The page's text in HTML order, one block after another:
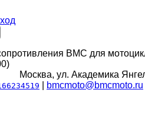
BMC для
ул. Академика
bmcmoto@bmcmoto.ru